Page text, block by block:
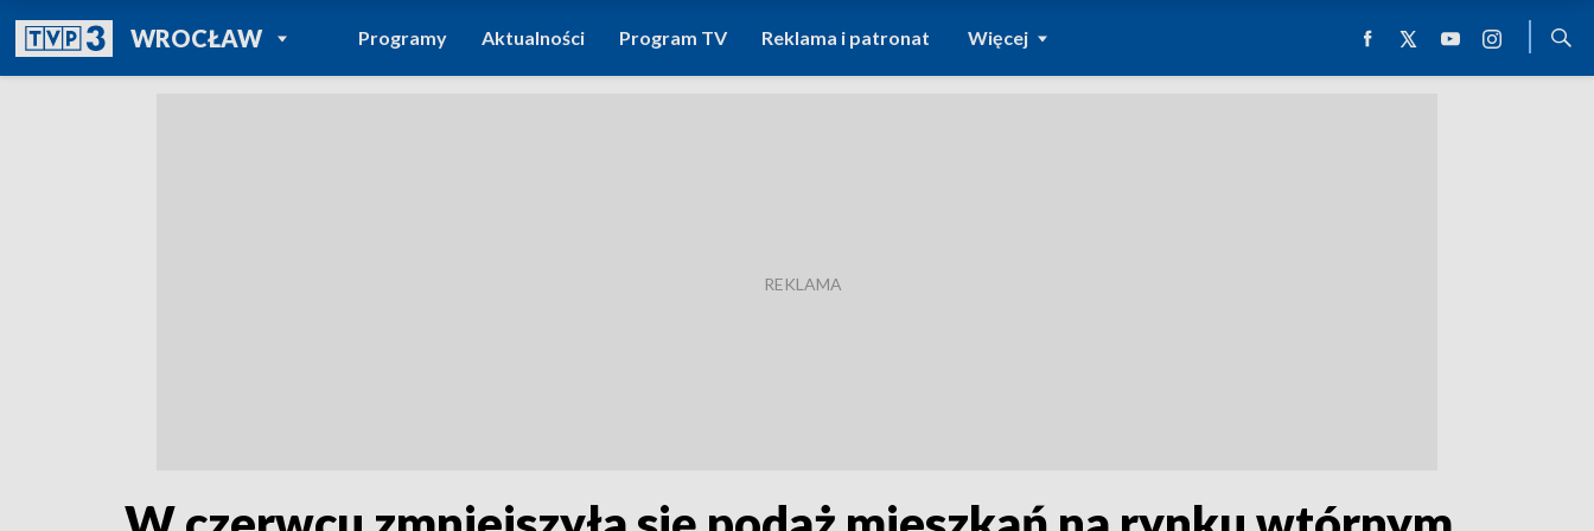
WROCŁAWPOWRÓT DO
TVP REGIONY
Programy Aktualności Program TV Reklama i patronat Więcej